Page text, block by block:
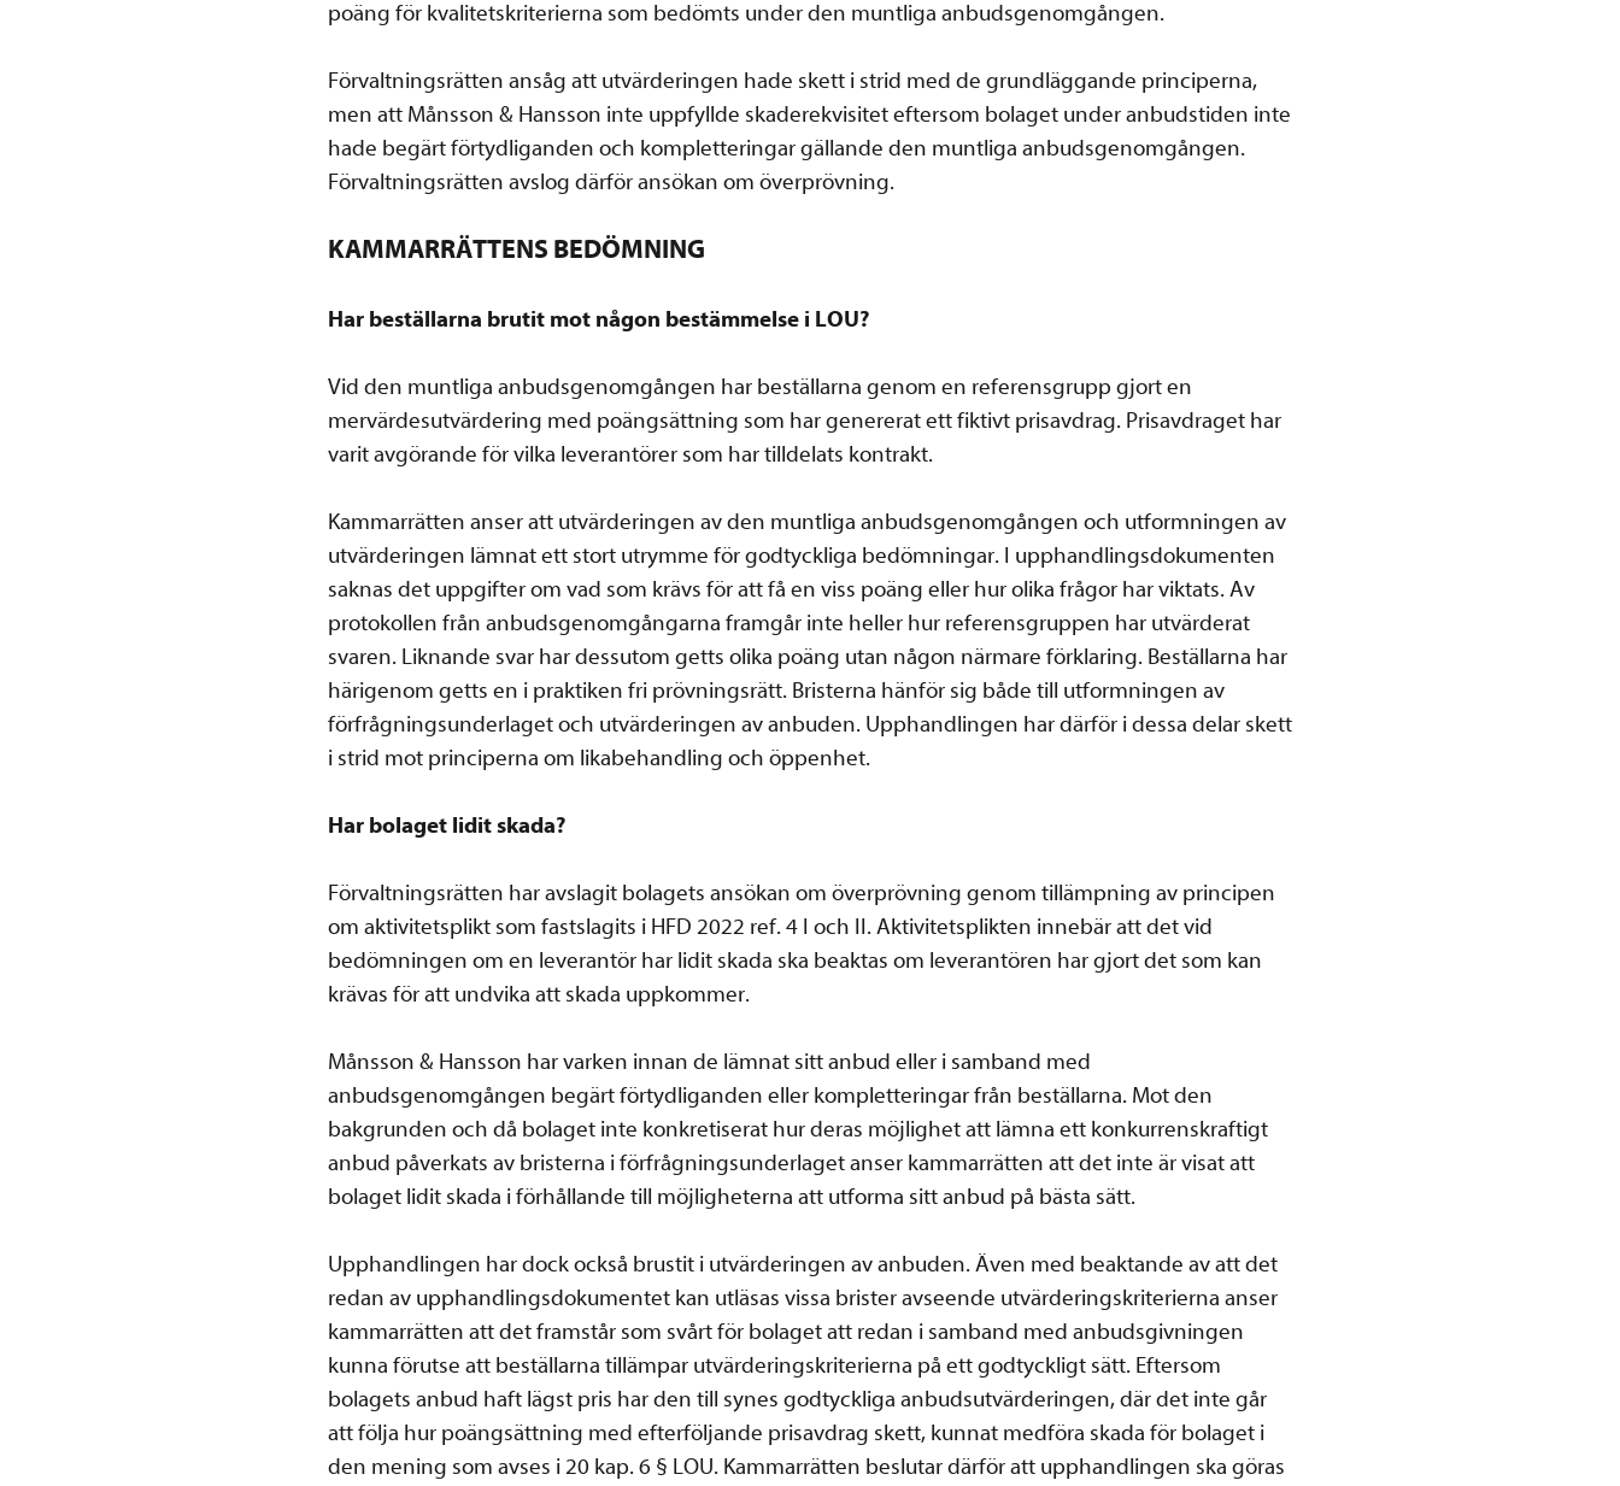
poäng för kvalitetskriterierna som bedömts under den muntliga anbudsgenomgången.
Förvaltningsrätten ansåg att utvärderingen hade skett i strid med de grundläggande principerna,
men att Månsson & Hansson inte uppfyllde skaderekvisitet eftersom bolaget under anbudstiden inte
hade begärt förtydliganden och kompletteringar gällande den muntliga anbudsgenomgången.
Förvaltningsrätten avslog därför ansökan om överprövning.
KAMMARRÄTTENS BEDÖMNING
Har beställarna brutit mot någon bestämmelse i LOU?
Vid den muntliga anbudsgenomgången har beställarna genom en referensgrupp gjort en
mervärdesutvärdering med poängsättning som har genererat ett fiktivt prisavdrag. Prisavdraget har
varit avgörande för vilka leverantörer som har tilldelats kontrakt.
Kammarrätten anser att utvärderingen av den muntliga anbudsgenomgången och utformningen av
utvärderingen lämnat ett stort utrymme för godtyckliga bedömningar. I upphandlingsdokumenten
saknas det uppgifter om vad som krävs för att få en viss poäng eller hur olika frågor har viktats. Av
protokollen från anbudsgenomgångarna framgår inte heller hur referensgruppen har utvärderat
svaren. Liknande svar har dessutom getts olika poäng utan någon närmare förklaring. Beställarna har
härigenom getts en i praktiken fri prövningsrätt. Bristerna hänför sig både till utformningen av
förfrågningsunderlaget och utvärderingen av anbuden. Upphandlingen har därför i dessa delar skett
i strid mot principerna om likabehandling och öppenhet.
Har bolaget lidit skada?
Förvaltningsrätten har avslagit bolagets ansökan om överprövning genom tillämpning av principen
om aktivitetsplikt som fastslagits i HFD 2022 ref. 4 I och II. Aktivitetsplikten innebär att det vid
bedömningen om en leverantör har lidit skada ska beaktas om leverantören har gjort det som kan
krävas för att undvika att skada uppkommer.
Månsson & Hansson har varken innan de lämnat sitt anbud eller i samband med
anbudsgenomgången begärt förtydliganden eller kompletteringar från beställarna. Mot den
bakgrunden och då bolaget inte konkretiserat hur deras möjlighet att lämna ett konkurrenskraftigt
anbud påverkats av bristerna i förfrågningsunderlaget anser kammarrätten att det inte är visat att
bolaget lidit skada i förhållande till möjligheterna att utforma sitt anbud på bästa sätt.
Upphandlingen har dock också brustit i utvärderingen av anbuden. Även med beaktande av att det
redan av upphandlingsdokumentet kan utläsas vissa brister avseende utvärderingskriterierna anser
kammarrätten att det framstår som svårt för bolaget att redan i samband med anbudsgivningen
kunna förutse att beställarna tillämpar utvärderingskriterierna på ett godtyckligt sätt. Eftersom
bolagets anbud haft lägst pris har den till synes godtyckliga anbudsutvärderingen, där det inte går
att följa hur poängsättning med efterföljande prisavdrag skett, kunnat medföra skada för bolaget i
den mening som avses i 20 kap. 6 § LOU. Kammarrätten beslutar därför att upphandlingen ska göras